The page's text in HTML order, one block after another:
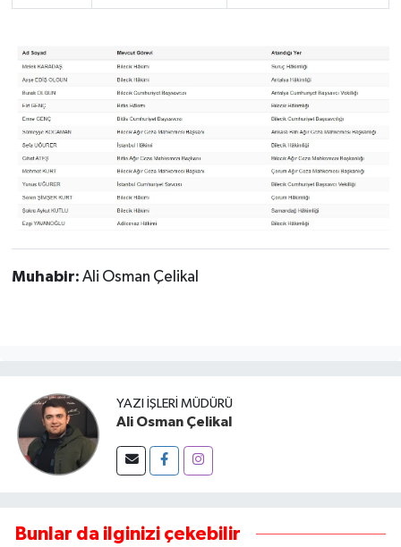
Muhabir: Ali Osman Çelikal
YAZI İŞLERI MÜDÜRÜ
Ali Osman Çelikal
Bunlar da ilginizi çekebilir